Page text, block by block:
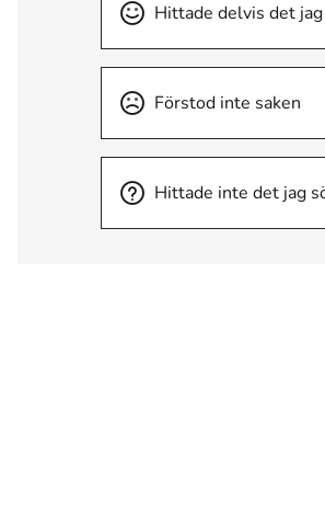
Hittade delvis det
Förstod inte saken
Hittade inte det jag